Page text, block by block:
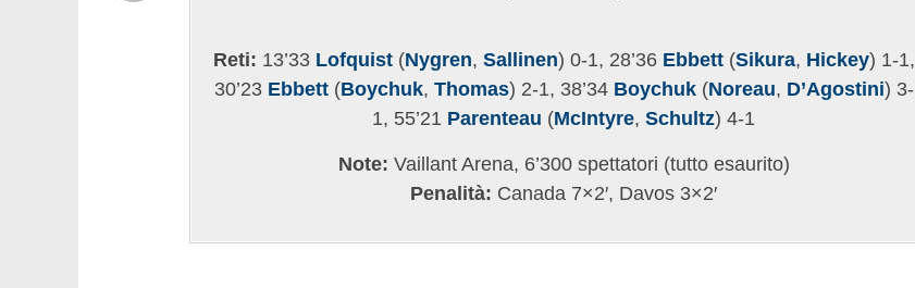
Reti: 13’33 Lofquist(Nygren, Sallinen) 0-1, 28’36 Ebbett(Sikura, Hickey) 1-1,
30’23 Ebbett(Boychuk, Thomas) 2-1, 38’34 Boychuk(Noreau, D’Agostini) 3-
1, 55’21 Parenteau (McIntyre, Schultz) 4-1
Note: Vaillant Arena, 6’300 spettatori (tutto esaurito)
Penalità: Canada 7×2′, Davos 3×2′